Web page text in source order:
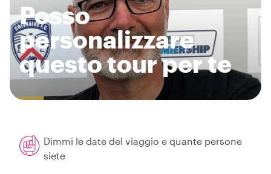
Posso
personalizzare
questo tour per te
Dimmi le date del viaggio e quante persone
siete